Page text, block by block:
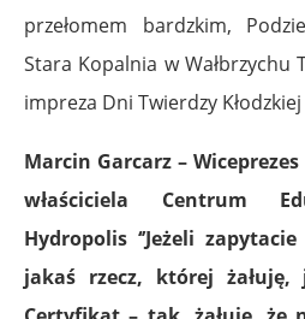
przełomem bardzkim,
Stara Kopalnia w Wałbrzychu
impreza Dni Twierdzy
Marcin Garcarz –
właściciela Centrum
Hydropolis ‘’Jeżeli
jakaś rzecz, której żałuję,